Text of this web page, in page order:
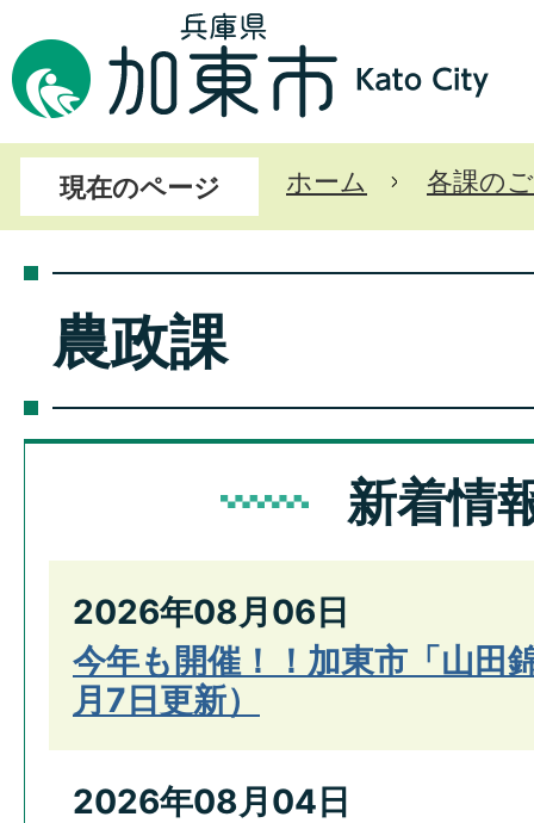
現在のページ ホーム 各課の
農政課
新着情
2026年08月06日
今年も開催！！加東市「山田
月7日更新）
2026年08月04日